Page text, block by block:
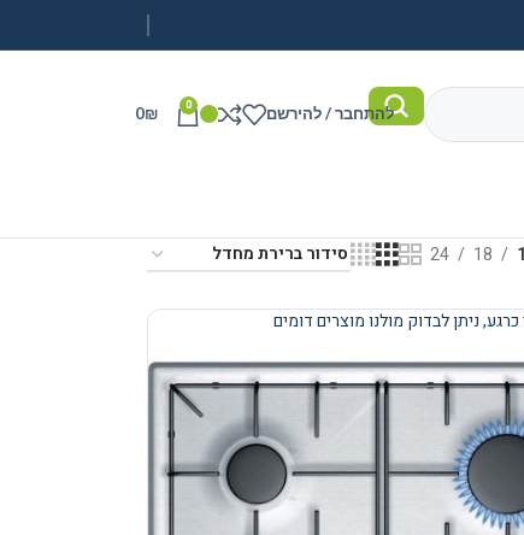
להתחבר / להירשם 0
0₪
18
24
ניתן לבדוק מולנו מוצרים דומים